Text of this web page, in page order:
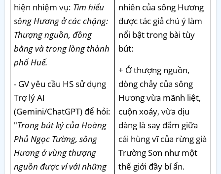
hiện nhiệm vụ: Tìm hiểu
sông Hương ở các chặng:
Thượng nguồn, đồng
bằng và trong lòng thành
phố Huế.
- GV yêu cầu HS sử dụng
Trợ lý AI
(Gemini/ChatGPT) để hỏi:
"Trong bút ký của Hoàng
Phủ Ngọc Tường, sông
Hương ở vùng thượng
nguồn được ví với những
nhiên của sông Hương
được tác giả chú ý làm
nổi bật trong bài tùy
bút:
+ Ở thượng nguồn,
dòng chảy của sông
Hương vừa mãnh liệt,
cuộn xoáy, vừa dịu
dàng là say đắm giữa
cái hùng vĩ của rừng già
Trường Sơn như một
thế giới đầy bí ẩn.